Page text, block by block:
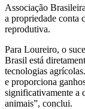
Associação
a propriedade conta
reprodutiva.
Para Loureiro, o
Brasil está
tecnologias
e proporciona
significativamente a
animais”, conclui.